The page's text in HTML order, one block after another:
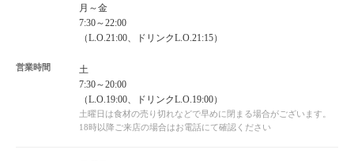
営業時間
月～金
7:30～22:00
（L.O.21:00、ドリンクL.O.21:15）
土
7:30～20:00
（L.O.19:00、ドリンクL.O.19:00）
土曜日は食材の売り切れなどで早めに閉まる場合がございます。
18時以降ご来店の場合はお電話にて確認ください